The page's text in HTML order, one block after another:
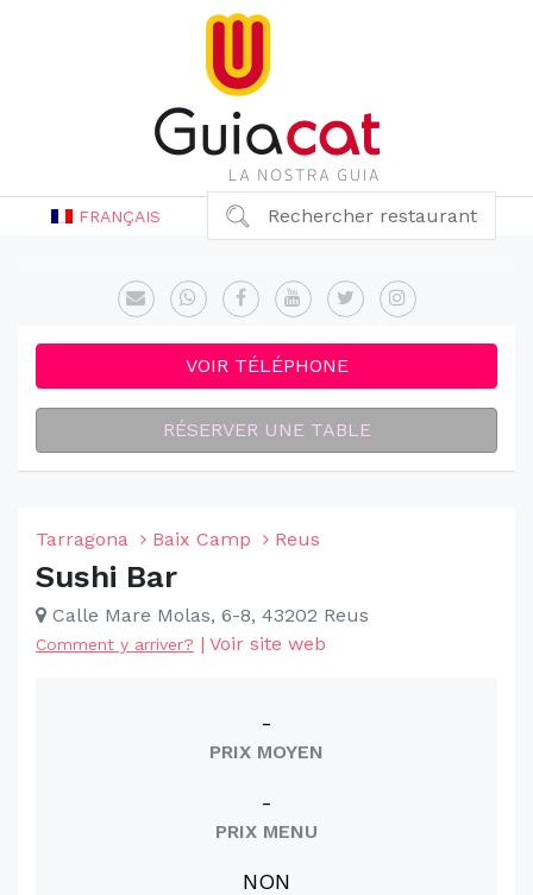
FRANÇAIS Rechercher restaurant
VOIR TÉLÉPHONE
RÉSERVER UNE TABLE
Tarragona Baix Camp Reus
Sushi Bar
Calle Mare Molas, 6-8, 43202 Reus
Comment y arriver? | Voir site web
-
PRIX MOYEN
-
PRIX MENU
NON